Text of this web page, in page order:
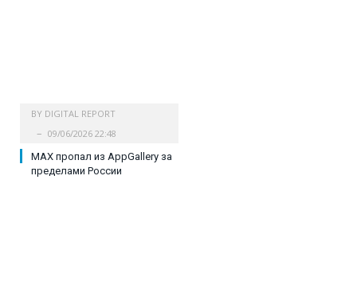
BY DIGITAL REPORT
09/06/2026 22:48
MAX пропал из AppGallery за
пределами России